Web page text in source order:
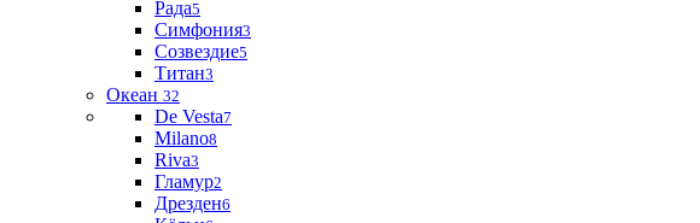
Рада5
Симфония3
Созвездие5
Титан3
Океан 32
De Vesta7
Milano8
Riva3
Гламур2
Дрезден6